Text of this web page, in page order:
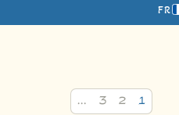
FR
1
2
3
…